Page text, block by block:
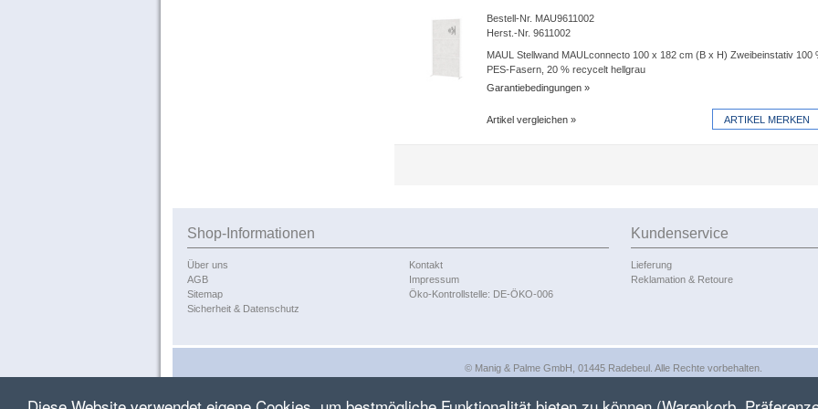
Bestell-Nr. MAU9611002
Herst.-Nr. 9611002
MAUL Stellwand MAULconnecto 100 x 182 cm (B x H) Zweibeinstativ 100
PES-Fasern, 20 % recycelt hellgrau
Garantiebedingungen
Artikel vergleichen
Shop-Informationen
Über uns
AGB
Sitemap
Sicherheit & Datenschutz
Kontakt
Impressum
Öko-Kontrollstelle: DE-ÖKO-006
Kundenservice
Lieferung
Reklamation & Retoure
© Manig & Palme GmbH, 01445 Radebeul. Alle Rechte vorbehalten.